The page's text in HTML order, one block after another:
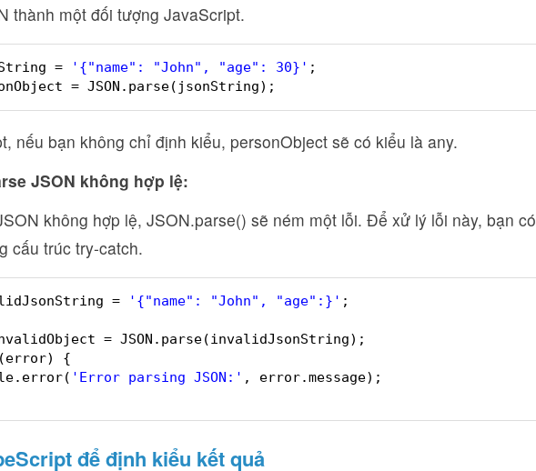
thành một đối tượng JavaScript.
= '{"name": "John", "age": 30}' ;
= JSON.parse(jsonString);
nếu bạn không chỉ định kiểu, personObject sẽ có kiểu là any.
JSON không hợp lệ:
không hợp lệ, JSON.parse() sẽ ném một lỗi. Để xử lý lỗi này, bạn có
cấu trúc try-catch.
= '{"name": "John", "age":}' ;
= JSON.parse(invalidJsonString);
(error) {
'Error parsing JSON:' , error.message);
để định kiểu kết quả